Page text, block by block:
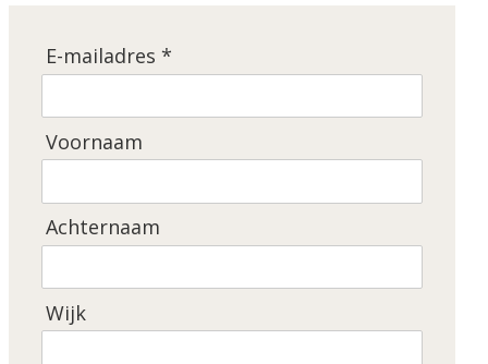
E-mailadres *
Voornaam
Achternaam
Wijk